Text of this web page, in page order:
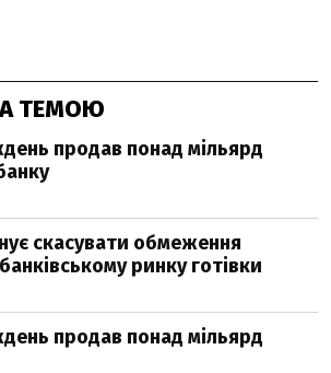
ТЕМОЮ
продав понад мільярд
скасувати обмеження
ринку готівки
продав понад мільярд